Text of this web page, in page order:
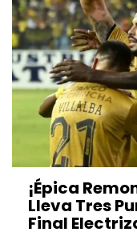
¡Épica
Lleva Tres
Final